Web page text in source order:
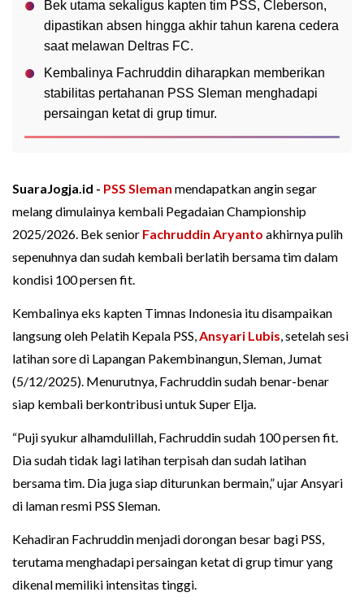
Bek utama sekaligus kapten tim PSS, Cleberson,
dipastikan absen hingga akhir tahun karena cedera
saat melawan Deltras FC.
Kembalinya Fachruddin diharapkan memberikan
stabilitas pertahanan PSS Sleman menghadapi
persaingan ketat di grup timur.
SuaraJogja.id - PSS Sleman mendapatkan angin segar
melang dimulainya kembali Pegadaian Championship
2025/2026. Bek senior Fachruddin Aryanto akhirnya pulih
sepenuhnya dan sudah kembali berlatih bersama tim dalam
kondisi 100 persen fit.
Kembalinya eks kapten Timnas Indonesia itu disampaikan
langsung oleh Pelatih Kepala PSS,Ansyari Lubis, setelah sesi
latihan sore di Lapangan Pakembinangun, Sleman, Jumat
(5/12/2025). Menurutnya, Fachruddin sudah benar-benar
siap kembali berkontribusi untuk Super Elja.
“Puji syukur alhamdulillah, Fachruddin sudah 100 persen fit.
Dia sudah tidak lagi latihan terpisah dan sudah latihan
bersama tim. Dia juga siap diturunkan bermain,” ujar Ansyari
di laman resmi PSS Sleman.
Kehadiran Fachruddin menjadi dorongan besar bagi PSS,
terutama menghadapi persaingan ketat di grup timur yang
dikenal memiliki intensitas tinggi.